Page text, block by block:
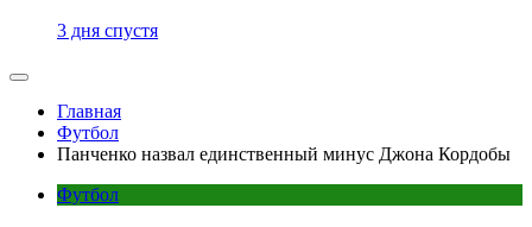
3 дня спустя
Главная
Футбол
Панченко назвал единственный минус Джона Кордобы
Футбол